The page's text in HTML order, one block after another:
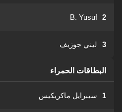
2
B. Yusuf
3 ليني جوزيف
البطاقات الحمراء
1 سيبرايل ماكريكيس